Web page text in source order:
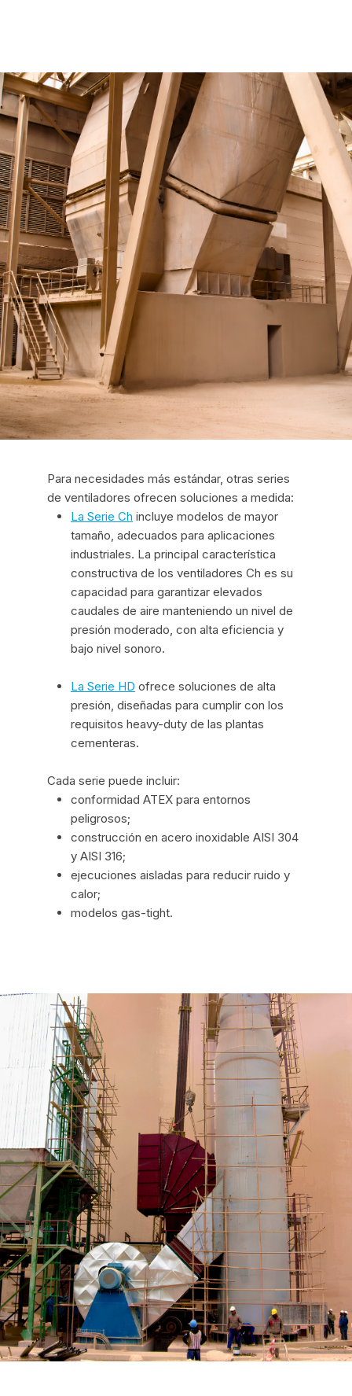
Para necesidades más estándar, otras series
de ventiladores ofrecen soluciones a medida:
La Serie Ch incluye modelos de mayor
tamaño, adecuados para aplicaciones
industriales. La principal característica
constructiva de los ventiladores Ch es su
capacidad para garantizar elevados
caudales de aire manteniendo un nivel de
presión moderado, con alta eficiencia y
bajo nivel sonoro.
La Serie HD ofrece soluciones de alta
presión, diseñadas para cumplir con los
requisitos heavy-duty de las plantas
cementeras.
Cada serie puede incluir:
conformidad ATEX para entornos
peligrosos;
construcción en acero inoxidable AISI 304
y AISI 316;
ejecuciones aisladas para reducir ruido y
calor;
modelos gas-tight.